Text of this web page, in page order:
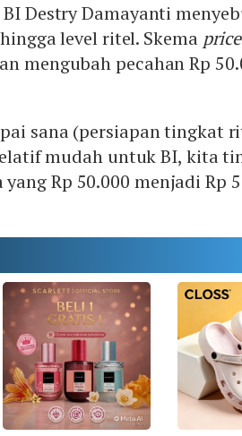
Destry Damayanti
level ritel. Skema
mengubah pecahan Rp
sana (persiapan tingkat
mudah untuk BI, kita
Rp 50.000 menjadi Rp